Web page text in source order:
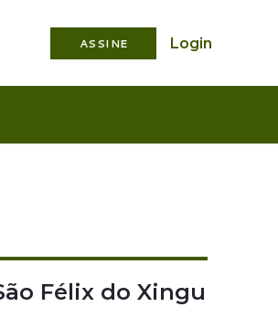
ASSINE Login
Félix do Xingu